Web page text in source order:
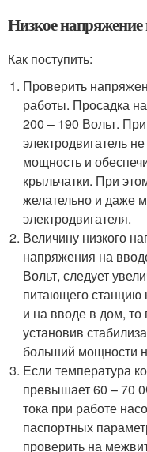
Низкое
Как поступить:
Проверить
работы. Просадка
200 – 190 Вольт.
электродвигатель
мощность и
крыльчатки. При
желательно и даже
электродвигателя.
Величину низкого
напряжения на
Вольт, следует
питающего станцию
и на вводе в дом,
установив
больший мощности
Если температура
превышает 60 – 70
тока при работе
паспортных
проверить на